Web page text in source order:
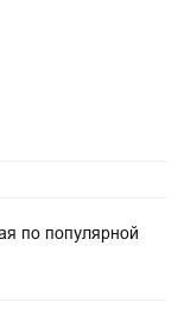
по популярной